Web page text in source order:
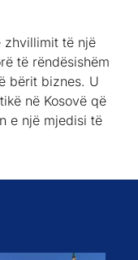
zhvillimit të një
të rëndësishëm
bërit biznes. U
në Kosovë që
e një mjedisi të